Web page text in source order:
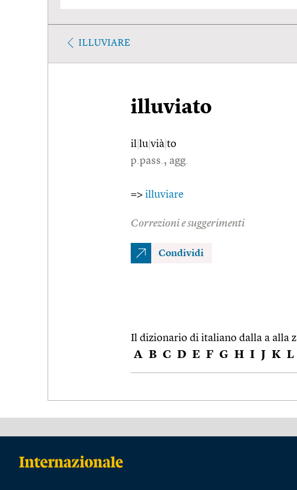
ILLUVIARE
illuviato
il lu vià to
p.pass., agg.
=> illuviare
Correzioni e suggerimenti
Condividi
Il dizionario di italiano dalla a alla z
A B C D E F G H I J K L